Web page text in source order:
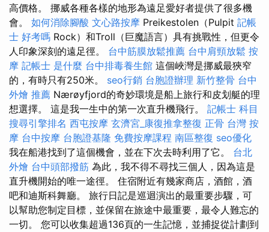
高價格。 挪威各種各樣的地形為遠足愛好者提供了很多機
會。 如何消除腳酸 文心路按摩 Preikestolen（Pulpit 記帳
士 好考嗎 Rock）和Troll（巨魔語言）具有挑戰性，但更令
人印象深刻的遠足徑。 台中筋膜放鬆推薦 台中肩頸放鬆 按
摩 記帳士 是什麼 台中排毒養生館 這個峽灣是挪威最狹窄
的，有時只有250米。 seo行銷 台胞證辦理 新竹整骨 台中
外燴 推薦 Nærøyfjord的奇妙環境是船上旅行和皮划艇的理
想選擇。 這是我一生中的第一次直升機飛行。 記帳士 科目
搜尋引擎排名 西屯按摩 玄濟宮_康復推拿整復 正骨 台灣 按
摩 台中按摩 台胞證基隆 免費按摩課程 南區整復 seo優化
我在船港找到了這個機會，並在下次去時利用了它。 台北
外燴 台中頭部撥筋 為此，我不得不尋找三個人，因為這是
直升機開始的唯一途徑。 住宿附近有幾家商店，酒館，酒
吧和迪斯科舞廳。 旅行日記是巡迴演出的最重要步驟，可
以幫助您制定目標，並保留在旅途中最重要，最令人難忘的
一切。 您可以收集超過136頁的一生記憶，並捕捉從計劃到